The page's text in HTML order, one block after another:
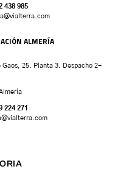
438 985
@vialterra.com
ALMERÍA
Gaos, 25. Planta 3. Despacho 2-
224 271